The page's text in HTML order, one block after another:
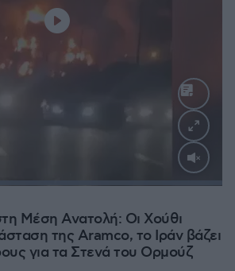
Μέση Ανατολή: Οι Χούθι
της Aramco, το Ιράν βάζει
για τα Στενά του Ορμούζ